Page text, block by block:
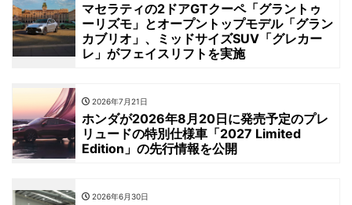
マセラティの2ドアGTクーペ「グラントゥ
ーリズモ」とオープントップモデル「グラン
カブリオ」、ミッドサイズSUV「グレカー
レ」がフェイスリフトを実施
2026年7月21日
ホンダが2026年8月20日に発売予定のプレ
リュードの特別仕様車「2027 Limited
Edition」の先行情報を公開
2026年6月30日